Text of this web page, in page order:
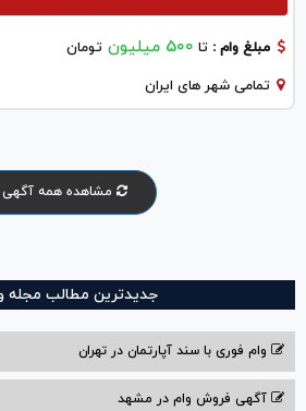
مبلغ وام : تا 500 میلیون تومان
تمامی شهر های ایران
مشاهده همه آگهی
جدیدترین مطالب مجله
وام فوری با سند آپارتمان در تهران
آگهی فروش وام در مشهد